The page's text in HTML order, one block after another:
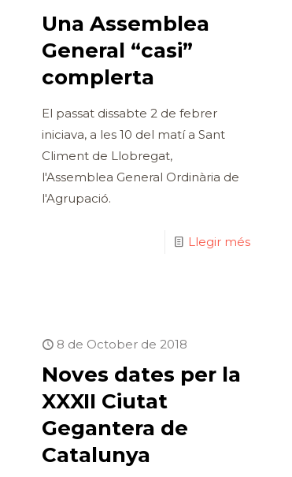
Una Assemblea
General “casi”
complerta
El passat dissabte 2 de febrer
iniciava, a les 10 del matí a Sant
Climent de Llobregat,
l'Assemblea General Ordinària de
l'Agrupació.
Llegir més
8 de October de 2018
Noves dates per la
XXXII Ciutat
Gegantera de
Catalunya